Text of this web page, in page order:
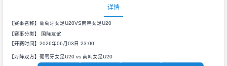
详情
【赛事名称】葡萄牙女足U20VS南韩女足U20
【赛事分类】 国际友谊
【开赛时间】2026年06月03日 23:00
【对阵双方】葡萄牙女足U20 vs 南韩女足U20